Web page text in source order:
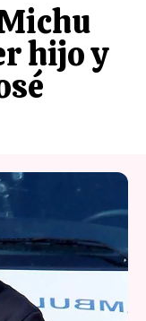
hijo y